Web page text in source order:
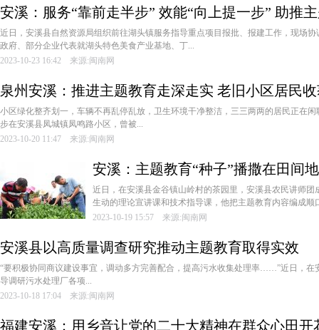
安溪：服务“靠前走半步” 效能“向上提一步” 助推
近日，安溪县自然资源局组织前往湖头镇服务指导重点项目报批、报建工作，现场
政府、部分企业代表就湖头特色美食产业基地、丁...
2023-10-23 16:42 来源:闽南网
泉州安溪：推进主题教育走深走实 老旧小区居民
小区绿化整齐划一，车辆不再乱停乱放，卫生环境干净整洁，三三两两的居民正在
步在安溪县凤城镇凤鸣路小区，曾被...
2023-10-20 11:47 来源:闽南网
安溪：主题教育“种子”播撒在田间
近日，在安溪县金谷镇山岭村的茶园里，安溪县农民讲师
生动的理论宣讲课和技术指导课，他把主题教育内容编成顺
2023-10-19 15:57 来源:闽南网
安溪县以高质量调查研究推动主题教育取得实效
“要积极协同商议建设事宜，调动多方完善配合，提高污水收集处理率……”近日，在
导调研污水处理厂各项...
2023-10-18 17:04 来源:闽南网
福建安溪：用乡音让党的二十大精神在群众心田开